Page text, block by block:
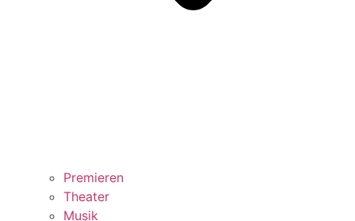
Premieren
Theater
Musik